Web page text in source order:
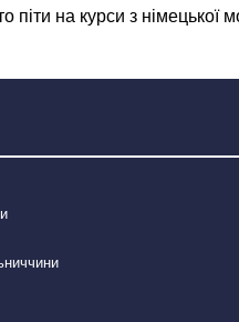
піти на курси з німецької